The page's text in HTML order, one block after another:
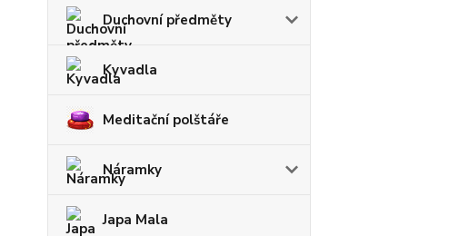
Duchovní předměty
Kyvadla
Meditační polštáře
Náramky
Japa Mala